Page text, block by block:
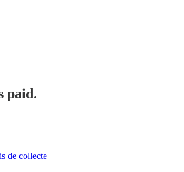
paid.
de collecte